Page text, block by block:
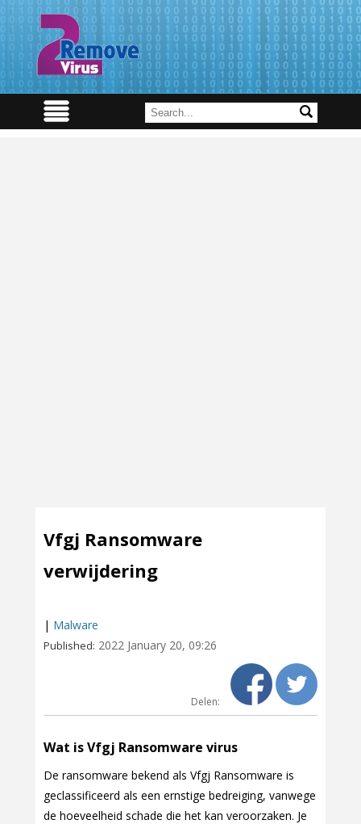
Vfgj Ransomware
verwijdering
| Malware
Published: 2022 January 20, 09:26
Delen:
Wat is Vfgj Ransomware virus
De ransomware bekend als Vfgj Ransomware is
geclassificeerd als een ernstige bedreiging, vanwege
de hoeveelheid schade die het kan veroorzaken. Je